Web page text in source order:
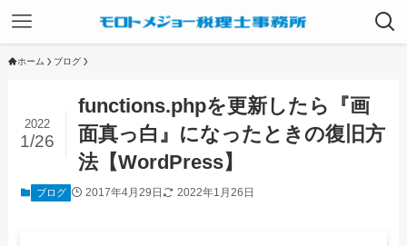
ホーム ブログ
functions.phpを更新したら『画
面真っ白』になったときの復旧方
法【WordPress】
2022
1/26
ブログ 2017年4月29日 2022年1月26日